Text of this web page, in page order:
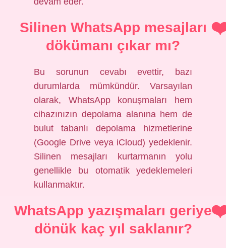
Silinen WhatsApp mesajları
dökümanı çıkar mı?
Bu sorunun cevabı evettir, bazı
durumlarda mümkündür. Varsayılan
olarak, WhatsApp konuşmaları hem
cihazınızın depolama alanına hem de
bulut tabanlı depolama hizmetlerine
(Google Drive veya iCloud) yedeklenir.
Silinen mesajları kurtarmanın yolu
genellikle bu otomatik yedeklemeleri
kullanmaktır.
WhatsApp yazışmaları geriye
dönük kaç yıl saklanır?